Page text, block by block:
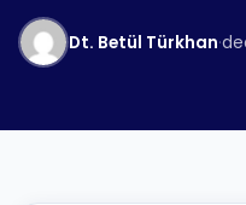
Dt. Betül Türkhan·